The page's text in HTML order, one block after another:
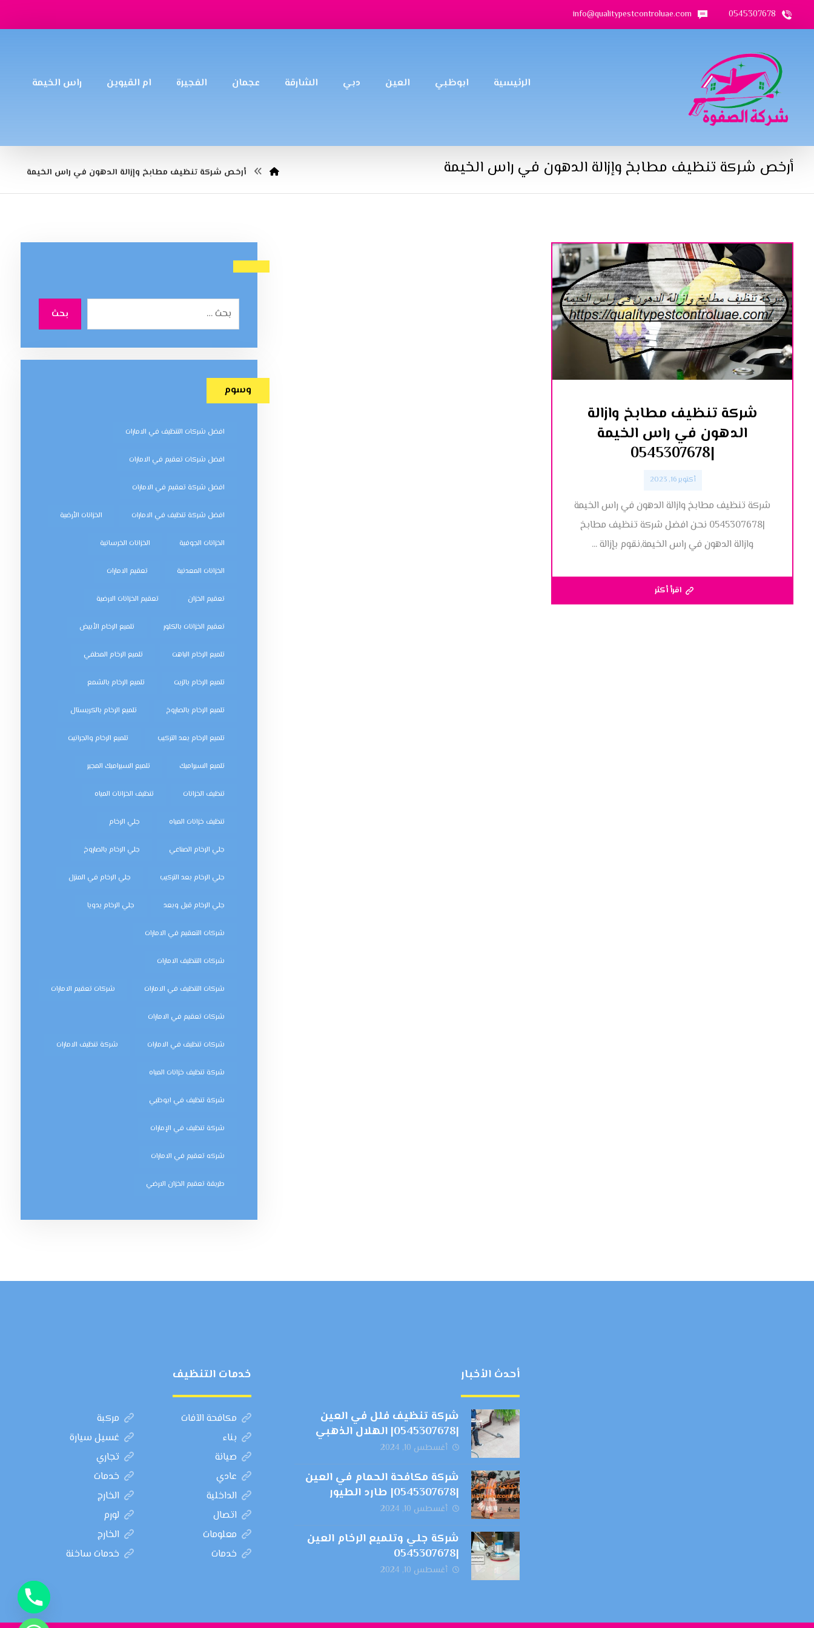
0545307678
info@qualitypestcontroluae.com
الرئيسية ابوظبي العين دبي الشارقة عجمان الفجيرة ام القيوين راس الخيمة
أرخص شركة تنظيف مطابخ وإزالة الدهون في راس الخيمة أرخص شركة تنظيف مطابخ وإزالة الدهون في راس الخيمة
شركة تنظيف مطابخ وازالة
الدهون في راس الخيمة
|0545307678
أكتوبر 16, 2023
شركة تنظيف مطابخ وازالة الدهون في راس الخيمة
|0545307678 نحن افضل شركة تنظيف مطابخ
وازالة الدهون في راس الخيمة,نقوم بإزالة ...
اقرأ أكثر
بحث
وسوم
افضل شركات التنظيف في الامارات
افضل شركات تعقيم في الامارات
افضل شركة تعقيم في الامارات
افضل شركة تنظيف في الامارات الخزانات الأرضية
الخزانات الجوفية الخزانات الخرسانية
الخزانات المعدنية تعقيم الامارات
تعقيم الخزان تعقيم الخزانات الارضية
تعقيم الخزانات بالكلور تلميع الرخام الأبيض
تلميع الرخام الباهت تلميع الرخام المطفي
تلميع الرخام بالزيت تلميع الرخام بالشمع
تلميع الرخام بالصاروخ تلميع الرخام بالكريستال
تلميع الرخام بعد التركيب تلميع الرخام والجرانيت
تلميع السيراميك تلميع السيراميك المجير
تنظيف الخزانات تنظيف الخزانات المياه
تنظيف خزانات المياه جلي الرخام
جلي الرخام الصناعي جلي الرخام بالصاروخ
جلي الرخام بعد التركيب جلي الرخام في المنزل
جلي الرخام قبل وبعد جلي الرخام يدويا
شركات التعقيم في الامارات
شركات التنظيف الامارات
شركات التنظيف في الامارات شركات تعقيم الامارات
شركات تعقيم في الامارات
شركات تنظيف في الامارات شركة تنظيف الامارات
شركة تنظيف خزانات المياه
شركة تنظيف في ابوظبي
شركة تنظيف في الإمارات
شركه تعقيم في الامارات
طريقة تعقيم الخزان الارضي
أحدث الأخبار
شركة تنظيف فلل في العين
|0545307678| الهلال الذهبي
أغسطس 10, 2024
شركة مكافحة الحمام في العين
|0545307678| طارد الطيور
أغسطس 10, 2024
شركة جلي وتلميع الرخام العين
|0545307678
أغسطس 10, 2024
خدمات التنظيف
مكافحة الآفات
مركبة
بناء
غسيل سيارة
صيانة
تجاري
عادي
خدمات
الداخلية
الخارج
اتصال
لورم
معلومات
الخارج
خدمات
خدمات ساخنة